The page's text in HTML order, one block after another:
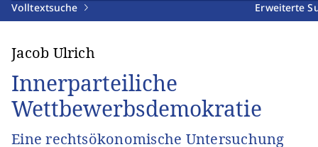
Volltextsuche Erweiterte
Jacob Ulrich
Innerparteiliche
Wettbewerbsdemokratie
Eine rechtsökonomische Untersuchung